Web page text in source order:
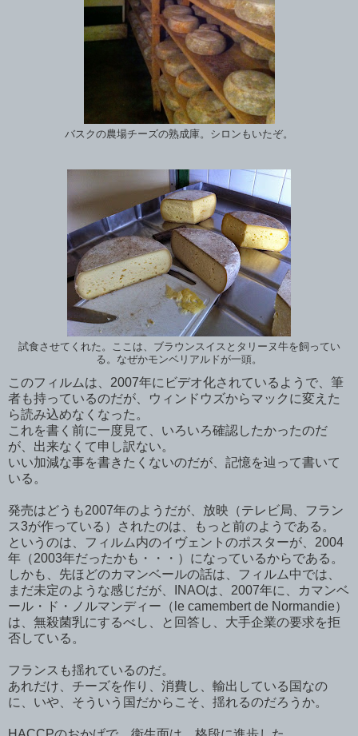
バスクの農場チーズの熟成庫。シロンもいたぞ。
試食させてくれた。ここは、ブラウンスイスとタリーヌ牛を飼ってい
る。なぜかモンベリアルドが一頭。
このフィルムは、2007年にビデオ化されているようで、筆
者も持っているのだが、ウィンドウズからマックに変えた
ら読み込めなくなった。
これを書く前に一度見て、いろいろ確認したかったのだ
が、出来なくて申し訳ない。
いい加減な事を書きたくないのだが、記憶を辿って書いて
いる。
発売はどうも2007年のようだが、放映（テレビ局、フラン
ス3が作っている）されたのは、もっと前のようである。
というのは、フィルム内のイヴェントのポスターが、2004
年（2003年だったかも・・・）になっているからである。
しかも、先ほどのカマンベールの話は、フィルム中では、
まだ未定のような感じだが、INAOは、2007年に、カマンベ
ール・ド・ノルマンディー（le camembert de Normandie）
は、無殺菌乳にするべし、と回答し、大手企業の要求を拒
否している。
フランスも揺れているのだ。
あれだけ、チーズを作り、消費し、輸出している国なの
に、いや、そういう国だからこそ、揺れるのだろうか。